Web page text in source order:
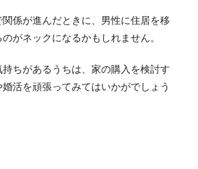
係が進んだときに、男性に住居を移
がネックになるかもしれません。
ちがあるうちは、家の購入を検討す
活を頑張ってみてはいかがでしょう